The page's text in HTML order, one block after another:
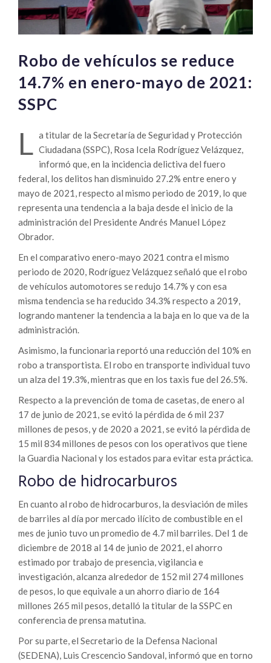
Robo de vehículos se reduce
14.7% en enero-mayo de 2021:
SSPC
L a titular de la Secretaría de Seguridad y Protección
Ciudadana (SSPC), Rosa Icela Rodríguez Velázquez,
informó que, en la incidencia delictiva del fuero
federal, los delitos han disminuido 27.2% entre enero y
mayo de 2021, respecto al mismo periodo de 2019, lo que
representa una tendencia a la baja desde el inicio de la
administración del Presidente Andrés Manuel López
Obrador.
En el comparativo enero-mayo 2021 contra el mismo
periodo de 2020, Rodríguez Velázquez señaló que el robo
de vehículos automotores se redujo 14.7% y con esa
misma tendencia se ha reducido 34.3% respecto a 2019,
logrando mantener la tendencia a la baja en lo que va de la
administración.
Asimismo, la funcionaria reportó una reducción del 10% en
robo a transportista. El robo en transporte individual tuvo
un alza del 19.3%, mientras que en los taxis fue del 26.5%.
Respecto a la prevención de toma de casetas, de enero al
17 de junio de 2021, se evitó la pérdida de 6 mil 237
millones de pesos, y de 2020 a 2021, se evitó la pérdida de
15 mil 834 millones de pesos con los operativos que tiene
la Guardia Nacional y los estados para evitar esta práctica.
Robo de hidrocarburos
En cuanto al robo de hidrocarburos, la desviación de miles
de barriles al día por mercado ilícito de combustible en el
mes de junio tuvo un promedio de 4.7 mil barriles. Del 1 de
diciembre de 2018 al 14 de junio de 2021, el ahorro
estimado por trabajo de presencia, vigilancia e
investigación, alcanza alrededor de 152 mil 274 millones
de pesos, lo que equivale a un ahorro diario de 164
millones 265 mil pesos, detalló la titular de la SSPC en
conferencia de prensa matutina.
Por su parte, el Secretario de la Defensa Nacional
(SEDENA), Luis Crescencio Sandoval, informó que en torno